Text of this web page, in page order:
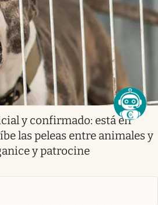
y confirmado: está en
las peleas entre animales y
y patrocine